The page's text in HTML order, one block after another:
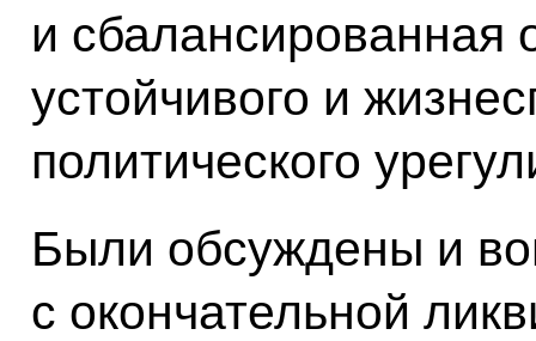
и сбалансированная
устойчивого и
политического
Были обсуждены и
с окончательной